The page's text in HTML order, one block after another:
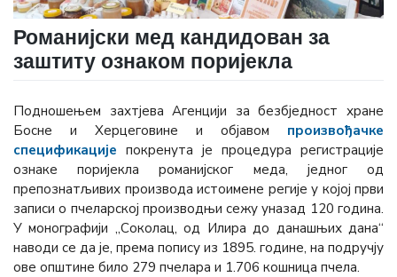
Романијски мед кандидoван за
заштиту ознаком поријекла
Подношењем захтјева Агенцији за безбједност хране
Босне и Херцеговине и објавом произвођачке
спецификације покренута је процедура регистрације
ознаке поријекла романијског меда, једног од
препознатљивих производа истоимене регије у којој први
записи о пчеларској производњи сежу уназад 120 година.
У монографији „Соколац, од Илира до данашњих дана“
наводи се да је, према попису из 1895. године, на подручју
ове општине било 279 пчелара и 1.706 кошница пчела.